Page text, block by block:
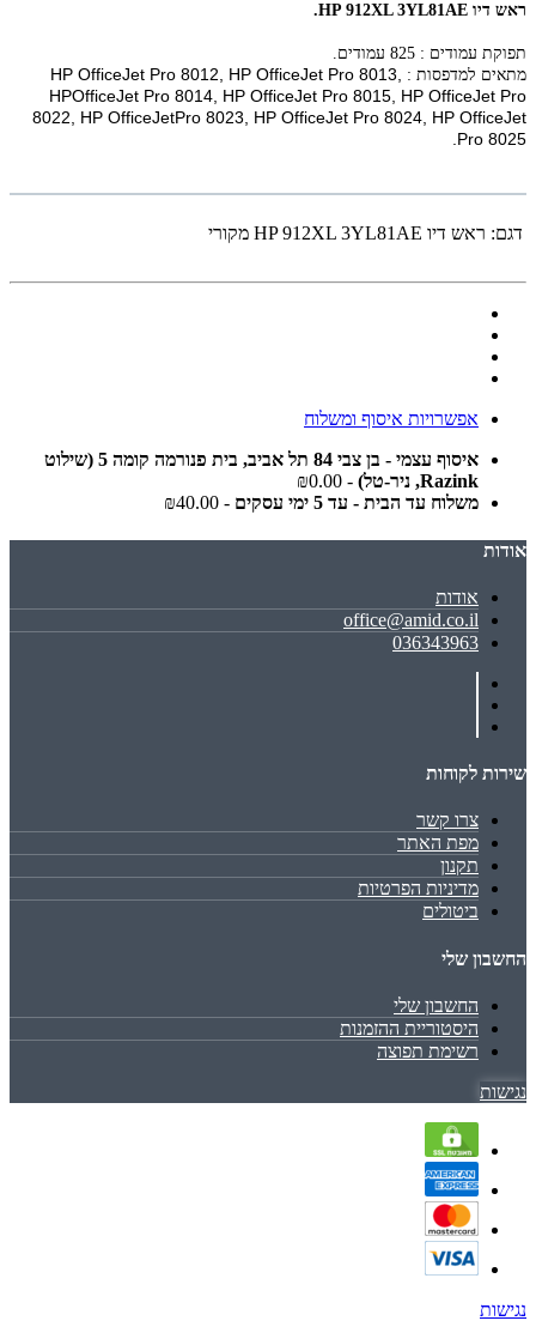
‏ראש דיו HP 912XL 3YL81AE.
תפוקת עמודים : 825 עמודים.
מתאים למדפסות : HP OfficeJet Pro 8012, HP OfficeJet Pro 8013,
HPOfficeJet Pro 8014, HP OfficeJet Pro 8015, HP OfficeJet Pro
8022, HP OfficeJetPro 8023, HP OfficeJet Pro 8024, HP OfficeJet
Pro 8025
.
דגם: ‏ראש דיו HP 912XL 3YL81AE מקורי
אפשרויות איסוף ומשלוח
איסוף עצמי - בן צבי 84 תל אביב, בית פנורמה קומה 5 (שילוט
Razink, ניר-טל)
- ₪0.00
משלוח עד הבית - עד 5 ימי עסקים
- ₪40.00
אודות
אודות
office@amid.co.il
036343963
שירות לקוחות
צרו קשר
מפת האתר
תקנון
מדיניות הפרטיות
ביטולים
החשבון שלי
החשבון שלי
היסטוריית ההזמנות
רשימת תפוצה
נגישות
נגישות